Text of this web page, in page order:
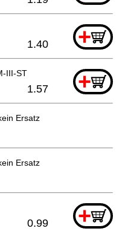
+
1.40
III-ST +
1.57
Ersatz
Ersatz
+
0.99